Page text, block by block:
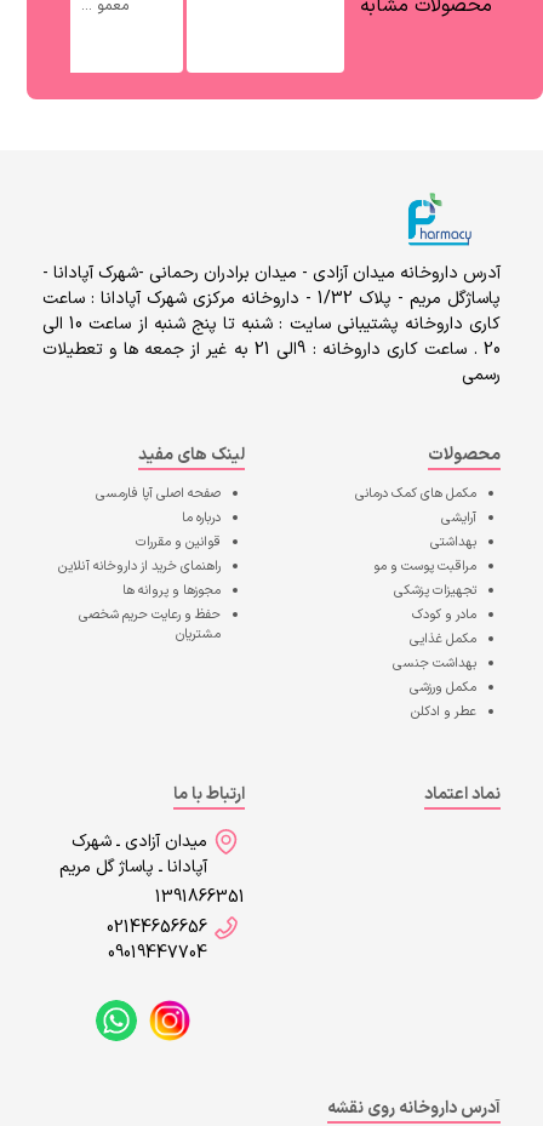
محصولات مشابه
معمو ...
آدرس داروخانه میدان آزادی - میدان برادران رحمانی -شهرک آپادانا -
پاساژگل مریم - پلاک 1/32 - داروخانه مرکزی شهرک آپادانا : ساعت
کاری داروخانه پشتیبانی سایت : شنبه تا پنج شنبه از ساعت 10 الی
20 . ساعت کاری داروخانه : 9الی 21 به غیر از جمعه ها و تعطیلات
رسمی
محصولات
مکمل های کمک درمانی
آرایشی
بهداشتی
مراقبت پوست و مو
تجهیزات پزشکی
مادر و کودک
مکمل غذایی
بهداشت جنسی
مکمل ورزشی
عطر و ادکلن
لینک های مفید
صفحه اصلیآپا فارمسی
درباره ما
قوانین و مقررات
راهنمای خرید از داروخانه آنلاین
مجوزها و پروانه ها
حفظ و رعایت حریم شخصی
مشتریان
نماد اعتماد
ارتباط با ما
میدان آزادی ـ شهرک
آپادانا ـ پاساژ گل مریم
1391866351
02144656656
09019447704
آدرس داروخانه روی نقشه